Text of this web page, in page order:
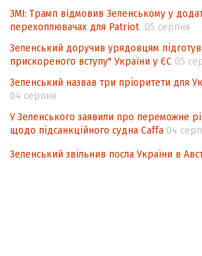
ЗМІ: Трамп відмовив Зеленському у
перехоплювачах для Patriot 05 серпня
Зеленський доручив урядовцям
прискореного вступу" України у ЄС 05
Зеленський назвав три пріоритети для
04 серпня
У Зеленського заявили про переможне
щодо підсанкційного судна Caffa 04
Зеленський звільнив посла України в